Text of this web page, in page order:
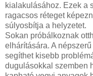
kialakulásához. Ezek a
ragacsos réteget
súlyosbítja a helyzetet.
Sokan próbálkoznak
elhárítására. A
segíthet kisebb
dugulásokkal szemben